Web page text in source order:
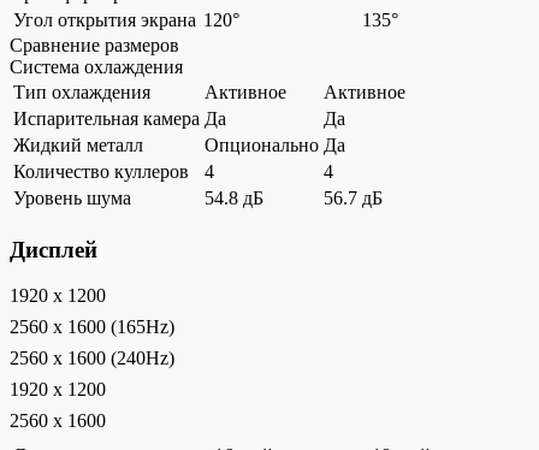
Угол открытия экрана 120°
135°
Сравнение размеров
Система охлаждения
Тип охлаждения
Активное
Активное
Испарительная камера Да
Да
Жидкий металл
Опционально Да
Количество куллеров
4
4
Уровень шума
54.8 дБ 56.7 дБ
Дисплей
1920 x 1200
2560 x 1600 (165Hz)
2560 x 1600 (240Hz)
1920 x 1200
2560 x 1600